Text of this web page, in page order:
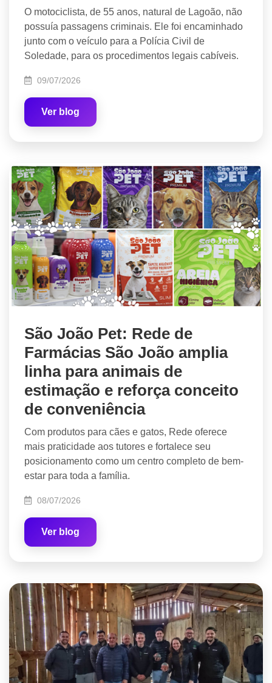
O motociclista, de 55 anos, natural de Lagoão, não
possuía passagens criminais. Ele foi encaminhado
junto com o veículo para a Polícia Civil de
Soledade, para os procedimentos legais cabíveis.
09/07/2026
Ver blog
São João Pet: Rede de
Farmácias São João amplia
linha para animais de
estimação e reforça conceito
de conveniência
Com produtos para cães e gatos, Rede oferece
mais praticidade aos tutores e fortalece seu
posicionamento como um centro completo de bem-
estar para toda a família.
08/07/2026
Ver blog